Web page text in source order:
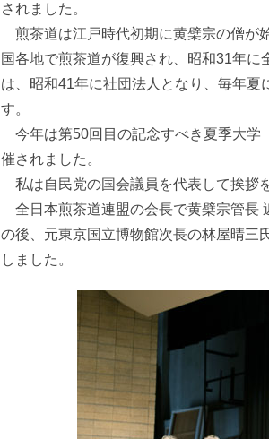
されました。
煎茶道は江戸時代初期に黄檗宗の僧が
国各地で煎茶道が復興され、昭和31年
は、昭和41年に社団法人となり、毎年
す。
今年は第50回目の記念すべき夏季大
催されました。
私は自民党の国会議員を代表して挨拶
全日本煎茶道連盟の会長で黄檗宗管長
の後、元東京国立博物館次長の林屋晴三
しました。